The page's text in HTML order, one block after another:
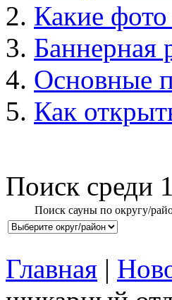
Какие
Баннерная
Основные
Как
Поиск среди
Поиск сауны по округу/
Главная |